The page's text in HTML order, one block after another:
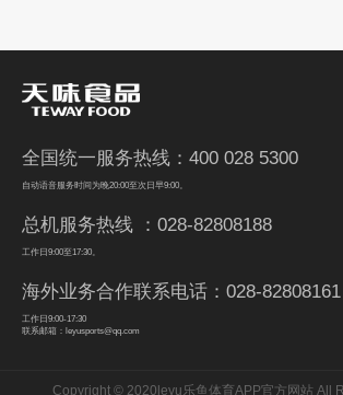
全国统一服务热线：400 028 5300
自动语音服务时间为晚20:00至次日早9:00。
总机服务热线 ：028-82808188
工作日9:00至17:30。
海外业务合作联系电话：028-82808161
工作日9:00-17:30
联系邮箱：leyusports@qq.com
Copyright © 2020leyu乐鱼体育APP官方网站 All